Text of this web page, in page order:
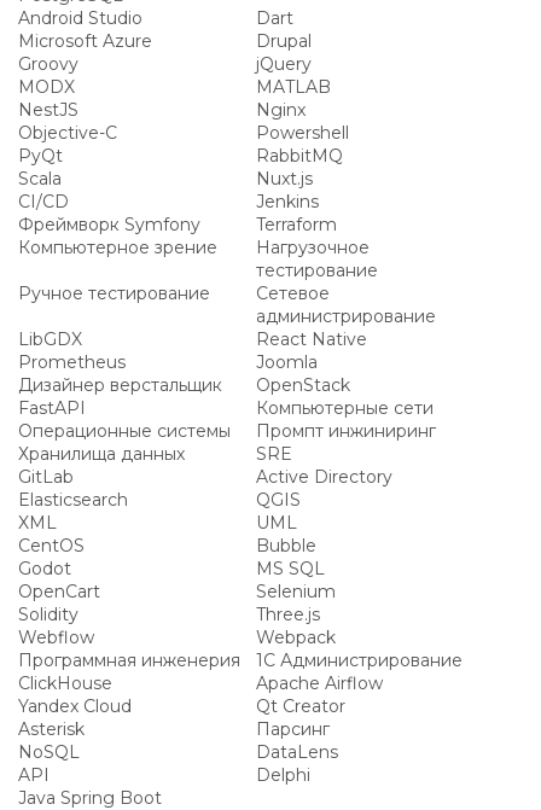
Android Studio
Dart
Microsoft Azure
Drupal
Groovy
jQuery
MODX
MATLAB
NestJS
Nginx
Objective-C
Powershell
PyQt
RabbitMQ
Scala
Nuxt.js
CI/CD
Jenkins
Фреймворк Symfony
Terraform
Компьютерное зрение
Нагрузочное
тестирование
Ручное тестирование
Сетевое
администрирование
LibGDX
React Native
Prometheus
Joomla
Дизайнер верстальщик
OpenStack
FastAPI
Компьютерные сети
Операционные системы
Промпт инжиниринг
Хранилища данных
SRE
GitLab
Active Directory
Elasticsearch
QGIS
XML
UML
CentOS
Bubble
Godot
MS SQL
OpenCart
Selenium
Solidity
Three.js
Webflow
Webpack
Программная инженерия
1С Администрирование
ClickHouse
Apache Airflow
Yandex Cloud
Qt Creator
Asterisk
Парсинг
NoSQL
DataLens
API
Delphi
Java Spring Boot